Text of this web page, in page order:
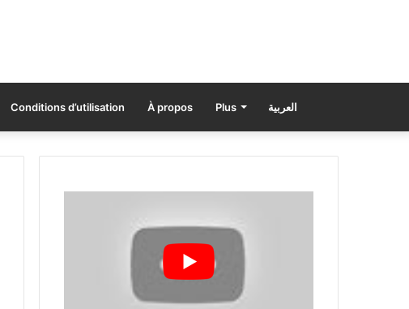
Conditions d’utilisation À propos Plus العربية